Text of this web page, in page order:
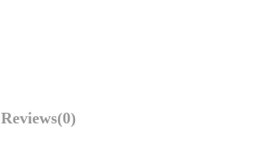
Reviews(0)